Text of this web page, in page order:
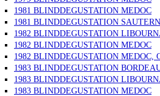
1981 BLINDDEGUSTATION MEDOC
1981 BLINDDEGUSTATION
1982 BLINDDEGUSTATION
1982 BLINDDEGUSTATION MEDOC
1982 BLINDDEGUSTATION MEDOC,
1983 BLINDDEGUSTATION
1983 BLINDDEGUSTATION
1983 BLINDDEGUSTATION MEDOC